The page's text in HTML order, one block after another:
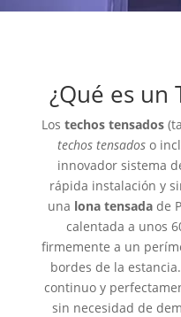
¿Qué es un
Los techos tensados
techos tensadoso
innovador sistema
rápida instalación y
una lona tensada de
calentada a unos
firmemente a un
bordes de la
continuo y
sin necesidad de